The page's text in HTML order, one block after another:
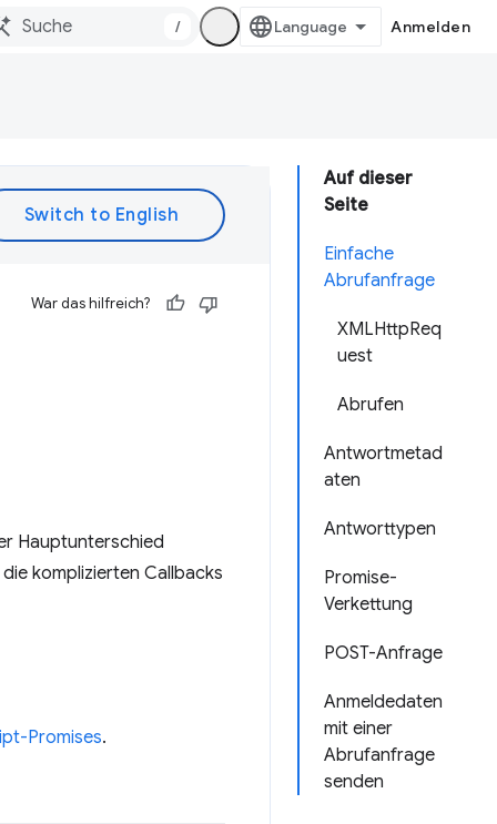
/ Anmelden
Auf dieser
Seite
Einfache
Abrufanfrage
XMLHttpReq
uest
Abrufen
Antwortmetad
aten
Antworttypen
Promise-
Verkettung
POST-Anfrage
Anmeldedaten
mit einer
Abrufanfrage
senden
War das hilfreich?
Hauptunterschied
komplizierten Callbacks
Promises.